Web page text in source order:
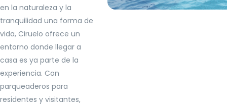
en la naturaleza y la
tranquilidad una forma de
vida, Ciruelo ofrece un
entorno donde llegar a
casa es ya parte de la
experiencia. Con
parqueaderos para
residentes y visitantes,